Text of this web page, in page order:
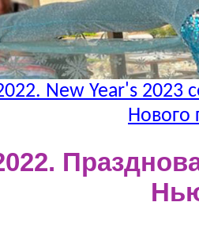
New Year's 2023
Нового